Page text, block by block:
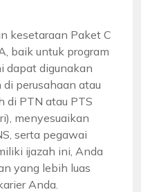
kesetaraan Paket C
baik untuk program
dapat digunakan
perusahaan atau
di PTN atau PTS
menyesuaikan
serta pegawai
ijazah ini, Anda
yang lebih luas
Anda.